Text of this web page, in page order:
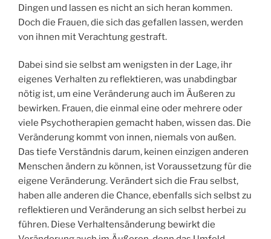
Dingen und lassen es nicht an sich heran kommen.
Doch die Frauen, die sich das gefallen lassen, werden
von ihnen mit Verachtung gestraft.
Dabei sind sie selbst am wenigsten in der Lage, ihr
eigenes Verhalten zu reflektieren, was unabdingbar
nötig ist, um eine Veränderung auch im Äußeren zu
bewirken. Frauen, die einmal eine oder mehrere oder
viele Psychotherapien gemacht haben, wissen das. Die
Veränderung kommt von innen, niemals von außen.
Das tiefe Verständnis darum, keinen einzigen anderen
Menschen ändern zu können, ist Voraussetzung für die
eigene Veränderung. Verändert sich die Frau selbst,
haben alle anderen die Chance, ebenfalls sich selbst zu
reflektieren und Veränderung an sich selbst herbei zu
führen. Diese Verhaltensänderung bewirkt die